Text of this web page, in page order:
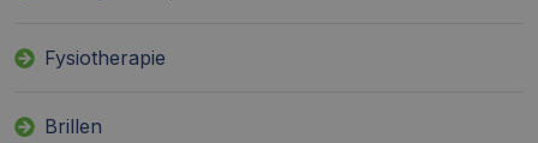
Fysiotherapie
Brillen